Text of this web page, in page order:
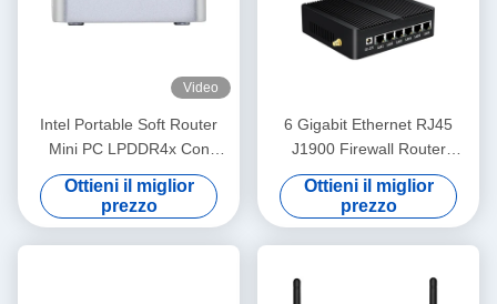
Video
Intel Portable Soft Router
Mini PC LPDDR4x Con
Quattro LAN 2.5G Per Home
Office
Ottieni il miglior
prezzo
6 Gigabit Ethernet RJ45
J1900 Firewall Router
Ubuntu Desktop Router con
WiFi
Ottieni il miglior
prezzo